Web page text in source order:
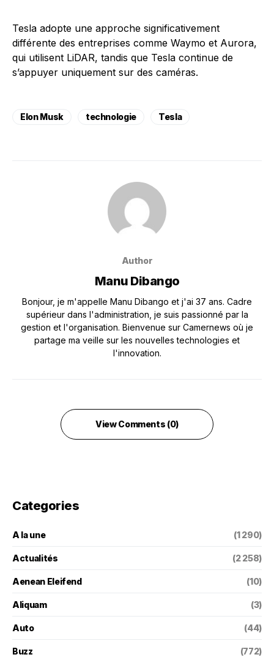
Tesla adopte une approche significativement
différente des entreprises comme Waymo et Aurora,
qui utilisent LiDAR, tandis que Tesla continue de
s’appuyer uniquement sur des caméras.
Elon Musk technologie Tesla
Author
Manu Dibango
Bonjour, je m'appelle Manu Dibango et j'ai 37 ans. Cadre
supérieur dans l'administration, je suis passionné par la
gestion et l'organisation. Bienvenue sur Camernews où je
partage ma veille sur les nouvelles technologies et
l'innovation.
View Comments (0)
Categories
A la une (1 290)
Actualités (2 258)
Aenean Eleifend (10)
Aliquam (3)
Auto (44)
Buzz (772)